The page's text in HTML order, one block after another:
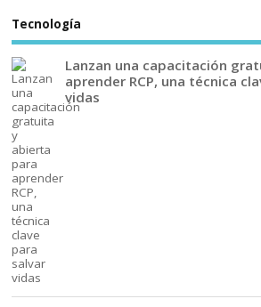
Tecnología
Lanzan una capacitación
aprender RCP, una técnica
vidas